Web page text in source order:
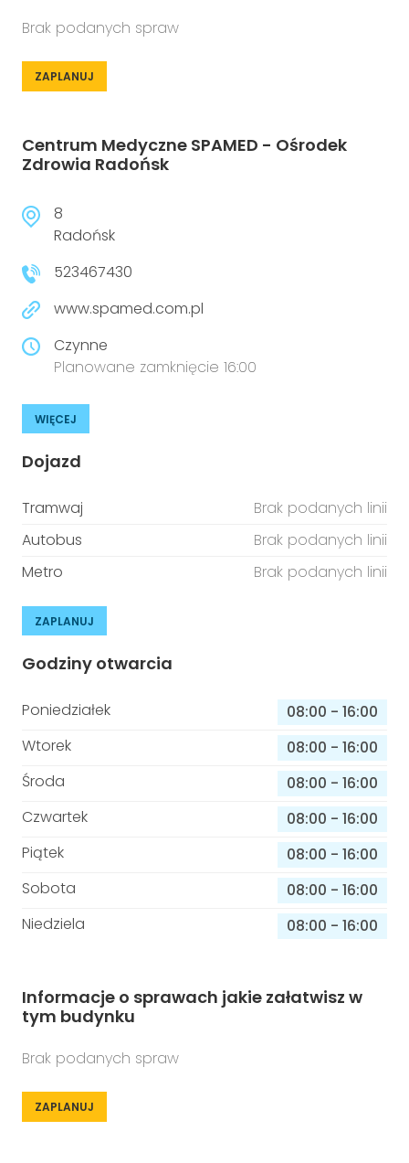
Brak podanych spraw
ZAPLANUJ
Centrum Medyczne SPAMED - Ośrodek
Zdrowia Radońsk
8
Radońsk
523467430
www.spamed.com.pl
Czynne
Planowane zamknięcie 16:00
WIĘCEJ
Dojazd
Tramwaj
Brak podanych linii
Autobus
Brak podanych linii
Metro
Brak podanych linii
ZAPLANUJ
Godziny otwarcia
Poniedziałek 08:00 - 16:00
Wtorek
08:00 - 16:00
Środa
08:00 - 16:00
Czwartek
08:00 - 16:00
Piątek
08:00 - 16:00
Sobota
08:00 - 16:00
Niedziela
08:00 - 16:00
Informacje o sprawach jakie załatwisz w
tym budynku
Brak podanych spraw
ZAPLANUJ